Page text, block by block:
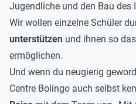
Jugendliche und den Bau des
Wir wollen einzelne Schüler
unterstützen und ihnen so
ermöglichen.
Und wenn du neugierig
Centre Bolingo auch selbst